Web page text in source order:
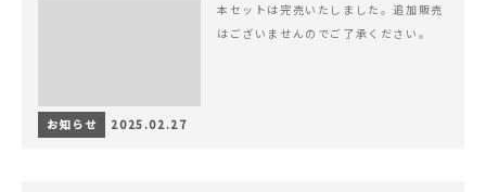
本セットは完売いたしました。追加販売
はございませんのでご了承ください。
お知らせ 2025.02.27